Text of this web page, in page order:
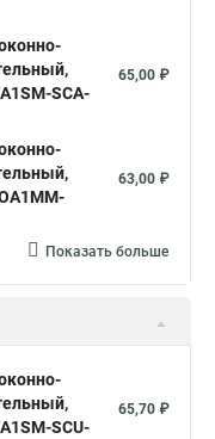
SCA-
65,00 ₽
63,00 ₽
Показать больше
SCU-
65,70 ₽